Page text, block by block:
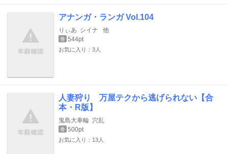
アナンガ・ランガ Vol.104
りぃあ シイナ 他
巻 544pt
お気に入り：3人
人妻狩り 万屋テクから逃げられない【合
本・R版】
鬼島大車輪 穴乱
巻 500pt
お気に入り：13人